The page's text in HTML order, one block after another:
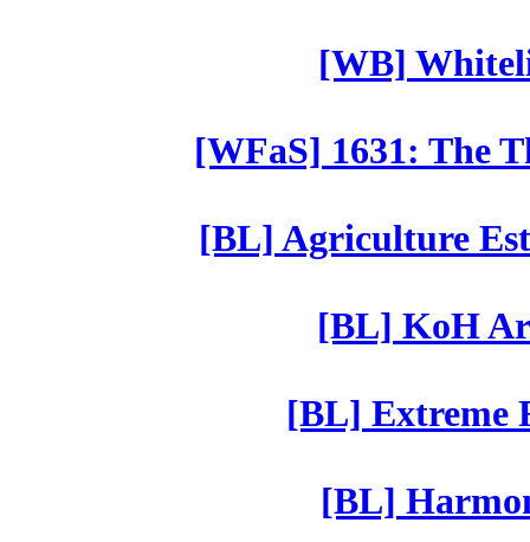
[WB]
[WFaS] 1631: The
[BL] Agriculture
[BL] KoH
[BL] Extreme
[BL]